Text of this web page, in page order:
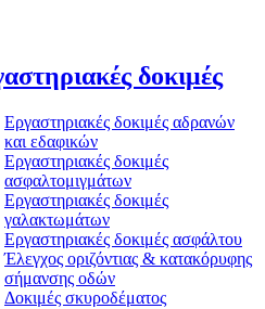
δοκιμές
Εργαστηριακές δοκιμές αδρανών
και εδαφικών
Εργαστηριακές δοκιμές
ασφαλτομιγμάτων
Εργαστηριακές δοκιμές
γαλακτωμάτων
Εργαστηριακές δοκιμές ασφάλτου
Έλεγχος οριζόντιας & κατακόρυφης
σήμανσης οδών
Δοκιμές σκυροδέματος